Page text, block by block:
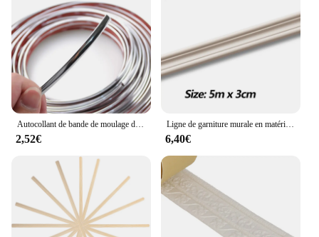
Autocollant de bande de moulage de corps de miroir de porte et de fenêtre, couverture Kiev illage, décoration, protection, PVC, style de voiture, bandes décoratives chromées, 3m, 6mm
2,52€
Ligne de garniture murale en matériau souple Neria, autocollant mural 3D auto-adhésif, décoration de plinthe, ligne de moulage anticollision, 5 m
6,40€